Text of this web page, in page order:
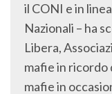
il CONI e in
Nazionali – ha
Libera,
mafie in
mafie in